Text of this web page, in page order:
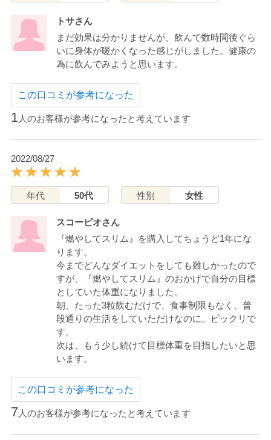
トサさん
まだ効果は分かりませんが、飲んで数時間後ぐら
いに身体が暖かくなった感じがしました。健康の
為に飲んでみようと思います。
この口コミが参考になった
1人のお客様が参考になったと考えています
2022/08/27
年代 50代 性別 女性
スコーピオさん
『燃やしてスリム』を購入してちょうど1年にな
ります。
今までどんなダイエットをしても難しかったので
すが、『燃やしてスリム』のおかげで自分の目標
としていた体重になりました。
朝、たった3粒飲むだけで、食事制限もなく、普
段通りの生活をしていただけなのに。ビックリで
す。
次は、もう少し続けて目標体重を目指したいと思
います。
この口コミが参考になった
7 人のお客様が参考になったと考えています